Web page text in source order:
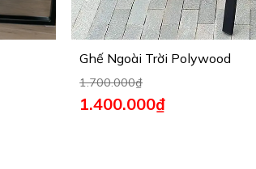
Ghế Ngoài Trời Polywood
1.700.000₫
1.400.000₫